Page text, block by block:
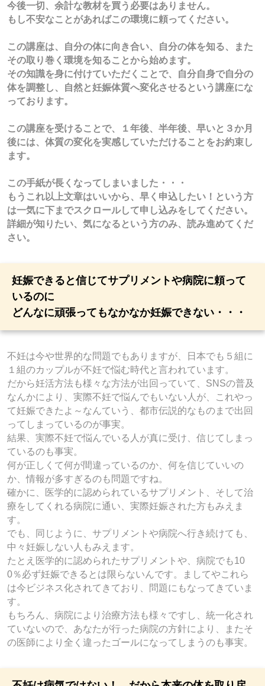
今後一切、余計な教材を買う必要はありません。
もし不安なことがあればこの環境に頼ってください。
この講座は、自分の体に向き合い、自分の体を知る、また
その取り巻く環境を知ることから始めます。
その知識を身に付けていただくことで、自分自身で自分の
体を調整し、自然と妊娠体質へ変化させるという講座にな
っております。
この講座を受けることで、１年後、半年後、早いと３か月
後には、体質の変化を実感していただけることをお約束し
ます。
この手紙が長くなってしまいました・・・
もうこれ以上文章はいいから、早く申込したい！という方
は一気に下までスクロールして申し込みをしてください。
詳細が知りたい、気になるという方のみ、読み進めてくだ
さい。
妊娠できると信じてサプリメントや病院に頼って
いるのに
どんなに頑張ってもなかなか妊娠できない・・・
不妊は今や世界的な問題でもありますが、日本でも５組に
１組のカップルが不妊で悩む時代と言われています。
だから妊活方法も様々な方法が出回っていて、SNSの普及
なんかにより、実際不妊で悩んでもいない人が、これやっ
て妊娠できたよ～なんていう、都市伝説的なものまで出回
ってしまっているのが事実。
結果、実際不妊で悩んでいる人が真に受け、信じてしまっ
ているのも事実。
何が正しくて何が間違っているのか、何を信じていいの
か、情報が多すぎるのも問題ですね。
確かに、医学的に認められているサプリメント、そして治
療をしてくれる病院に通い、実際妊娠された方もみえま
す。
でも、同じように、サプリメントや病院へ行き続けても、
中々妊娠しない人もみえます。
たとえ医学的に認められたサプリメントや、病院でも10
0％必ず妊娠できるとは限らないんです。ましてやこれら
は今ビジネス化されてきており、問題にもなってきていま
す。
もちろん、病院により治療方法も様々ですし、統一化され
ていないので、あなたが行った病院の方針により、またそ
の医師により全く違ったゴールになってしまうのも事実。